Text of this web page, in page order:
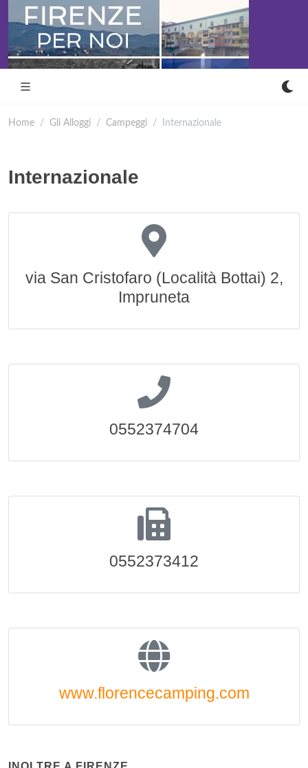
Home Gli Alloggi Campeggi Internazionale
Internazionale
via San Cristofaro (Località Bottai) 2,
Impruneta
0552374704
0552373412
www.florencecamping.com